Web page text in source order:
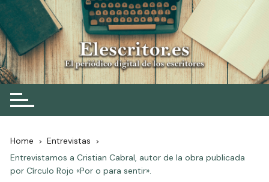
Skip
to
content
Elescritor.es
El periódico digital de los escritores
Home
Entrevistas
Entrevistamos a Cristian Cabral, autor de la obra publicada
por Círculo Rojo «Por o para sentir».